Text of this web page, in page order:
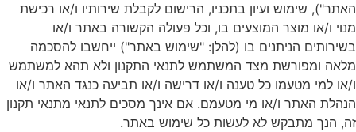
האתר"), שימוש ועיון בתכניו, הרישום לקבלת שירותיו ו/או רכישת
מנוי ו/או מוצר המוצעים בו, וכל פעולה הקשורה באתר ו/או
בשירותים הניתנים בו (להלן: "שימוש באתר") ייחשבו להסכמה
מלאה ומפורשת מצד המשתמש לתנאי התקנון ולא תהא למשתמש
ו/או למי מטעמו כל טענה ו/או דרישה ו/או תביעה כנגד האתר ו/או
הנהלת האתר ו/או מי מטעמם. אם אינך מסכים לתנאי מתנאי תקנון
זה, הנך מתבקש לא לעשות כל שימוש באתר.